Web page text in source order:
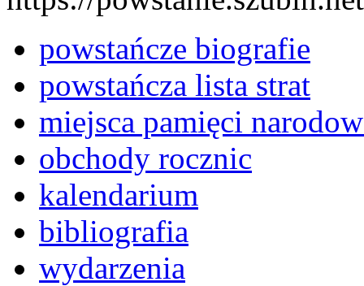
powstańcze biografie
powstańcza lista strat
miejsca pamięci
obchody rocznic
kalendarium
bibliografia
wydarzenia